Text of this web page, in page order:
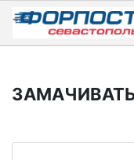
Skip
content